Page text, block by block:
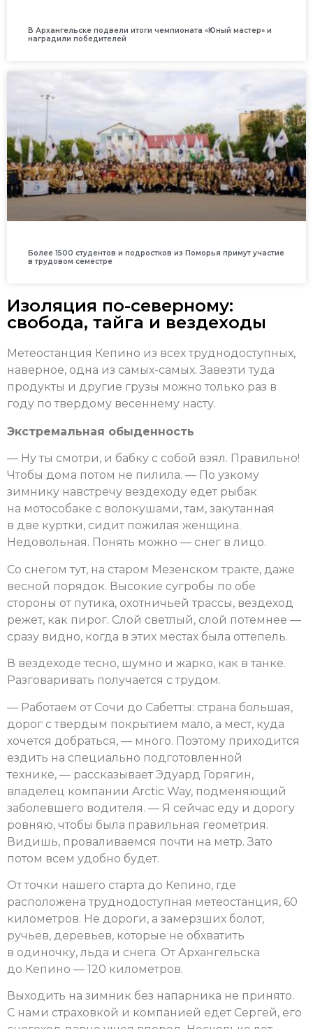
В Архангельске подвели итоги чемпионата «Юный мастер» и
наградили победителей
Более 1500 студентов и подростков из Поморья примут участие
в трудовом семестре
Изоляция по-северному:
свобода, тайга и вездеходы
Метеостанция Кепино из всех труднодоступных,
наверное, одна из самых-самых. Завезти туда
продукты и другие грузы можно только раз в
году по твердому весеннему насту.
Экстремальная обыденность
— Ну ты смотри, и бабку с собой взял. Правильно!
Чтобы дома потом не пилила. — По узкому
зимнику навстречу вездеходу едет рыбак
на мотособаке с волокушами, там, закутанная
в две куртки, сидит пожилая женщина.
Недовольная. Понять можно — снег в лицо.
Со снегом тут, на старом Мезенском тракте, даже
весной порядок. Высокие сугробы по обе
стороны от путика, охотничьей трассы, вездеход
режет, как пирог. Слой светлый, слой потемнее —
сразу видно, когда в этих местах была оттепель.
В вездеходе тесно, шумно и жарко, как в танке.
Разговаривать получается с трудом.
— Работаем от Сочи до Сабетты: страна большая,
дорог с твердым покрытием мало, а мест, куда
хочется добраться, — много. Поэтому приходится
ездить на специально подготовленной
технике, — рассказывает Эдуард Горягин,
владелец компании Arctic Way, подменяющий
заболевшего водителя. — Я сейчас еду и дорогу
ровняю, чтобы была правильная геометрия.
Видишь, проваливаемся почти на метр. Зато
потом всем удобно будет.
От точки нашего старта до Кепино, где
расположена труднодоступная метеостанция, 60
километров. Не дороги, а замерзших болот,
ручьев, деревьев, которые не обхватить
в одиночку, льда и снега. От Архангельска
до Кепино — 120 километров.
Выходить на зимник без напарника не принято.
С нами страховкой и компанией едет Сергей, его